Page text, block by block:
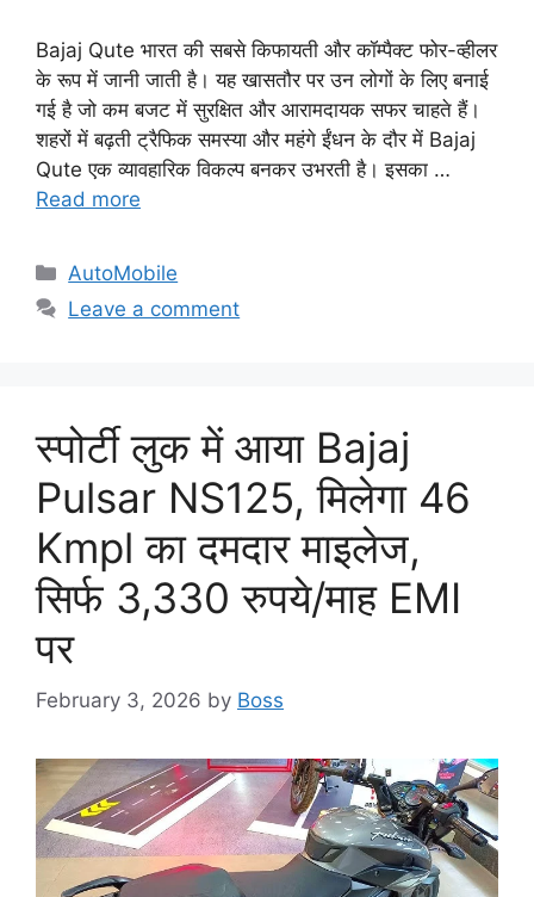
Bajaj Qute भारत की सबसे किफायती और कॉम्पैक्ट फोर-व्हीलर
के रूप में जानी जाती है। यह खासतौर पर उन लोगों के लिए बनाई
गई है जो कम बजट में सुरक्षित और आरामदायक सफर चाहते हैं।
शहरों में बढ़ती ट्रैफिक समस्या और महंगे ईंधन के दौर में Bajaj
Qute एक व्यावहारिक विकल्प बनकर उभरती है। इसका …
Read more
Categories
AutoMobile
Leave a comment
स्पोर्टी लुक में आया Bajaj
Pulsar NS125, मिलेगा 46
Kmpl का दमदार माइलेज,
सिर्फ 3,330 रुपये/माह EMI
पर
February 3, 2026 by Boss